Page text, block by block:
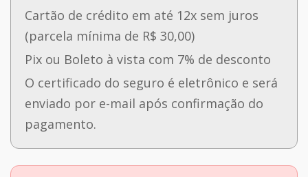
Cartão de crédito em até 12x sem juros
(parcela mínima de R$ 30,00)
Pix ou Boleto à vista com 7% de desconto
O certificado do seguro é eletrônico e será
enviado por e-mail após confirmação do
pagamento.